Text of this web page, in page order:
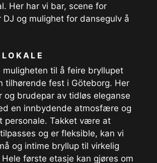
Her har vi bar, scene for
DJ og mulighet for dansegulv å
muligheten til å feire bryllupet
tilhørende fest i Göteborg. Her
og brudepar av tidløs eleganse
en innbydende atmosfære og
personale. Takket være at
og er fleksible, kan vi
og intime bryllup til virkelig
første etasje kan gjøres om